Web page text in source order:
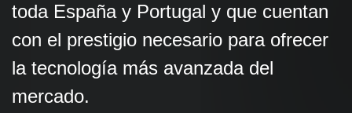
toda España y Portugal y que cuentan
con el prestigio necesario para ofrecer
la tecnología más avanzada del
mercado.